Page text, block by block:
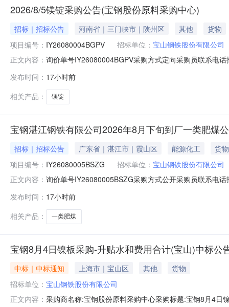
2026/8/5镁锭采购公告(宝钢股份原料采购中心)
招标｜招标公告 河南省｜三门峡市｜陕州区 其他
货物
项目编号： IY26080004BGPV 招标单位： 宝山钢铁股份有限公司
正文内容： 询价单号IY26080004BGPV采购方式定向采购员联系电
价说明：湿公吨。限价类别：定量、定价。价格条款：
发布时间： 17小时前
相关产品：
镁锭
宝钢湛江钢铁有限公司2026年8月下旬到厂一类肥煤
招标｜招标公告 广东省｜湛江市｜霞山区 能源化工
货物
项目编号： IY26080005BSZG 招标单位： 宝山钢铁股份有限公司
正文内容： 询价单号IY26080005BSZG采购方式公开采购员联系电
2000000.0元三、商务条款：定价说明：湿公吨。限价
发布时间： 17小时前
相关产品：
一类肥煤
宝钢8月4日镍板采购-升贴水和费用合计(宝山)中标公
中标｜中标通知 上海市｜宝山区 其他
货物
招标单位： 宝山钢铁股份有限公司
正文内容： 采购商名称:宝钢股份原料采购中心采购标题:宝钢8月4